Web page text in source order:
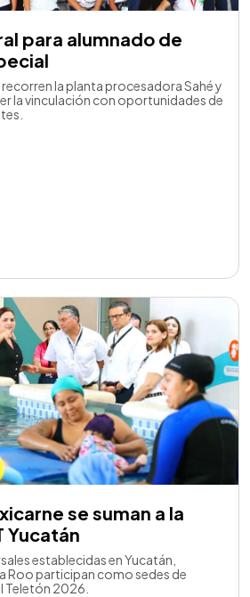
para alumnado de
la planta procesadora Sahé y
la vinculación con oportunidades de
se suman a la
Yucatán
establecidas en Yucatán,
Roo participan como sedes de
Teletón 2026.